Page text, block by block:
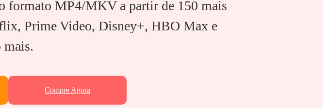
formato MP4/MKV a partir de 150 mais
Prime Video, Disney+, HBO Max e
Compre Agora